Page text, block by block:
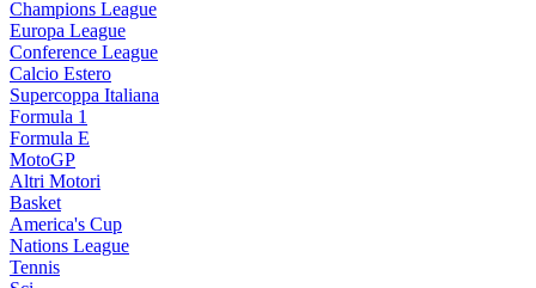
Champions League
Europa League
Conference League
Calcio Estero
Supercoppa Italiana
Formula 1
Formula E
MotoGP
Altri Motori
Basket
America's Cup
Nations League
Tennis